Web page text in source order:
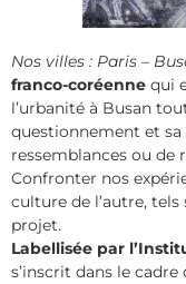
Nos villes : Paris –
franco-coréenne qui
l’urbanité à Busan
questionnement et sa
ressemblances ou de
Confronter nos
culture de l’autre,
projet.
Labellisée par
s’inscrit dans le